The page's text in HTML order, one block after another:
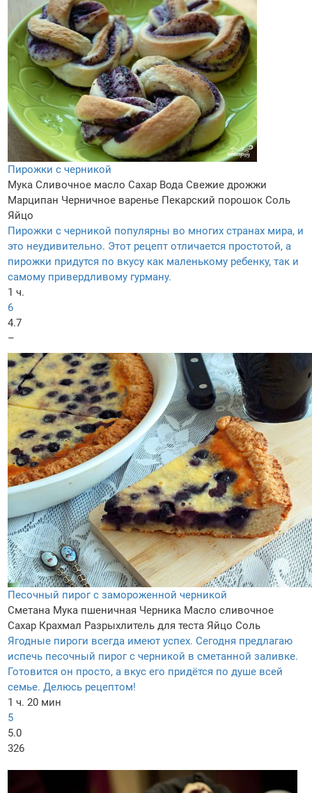
Пирожки с черникой
Мука Сливочное масло Сахар Вода Свежие дрожжи
Марципан Черничное варенье Пекарский порошок Соль
Яйцо
Пирожки с черникой популярны во многих странах мира, и
это неудивительно. Этот рецепт отличается простотой, а
пирожки придутся по вкусу как маленькому ребенку, так и
самому привердливому гурману.
1 ч.
6
4.7
–
Песочный пирог с замороженной черникой
Сметана Мука пшеничная Черника Масло сливочное
Сахар Крахмал Разрыхлитель для теста Яйцо Соль
Ягодные пироги всегда имеют успех. Сегодня предлагаю
испечь песочный пирог с черникой в сметанной заливке.
Готовится он просто, а вкус его придётся по душе всей
семье. Делюсь рецептом!
1 ч. 20 мин
5
5.0
326